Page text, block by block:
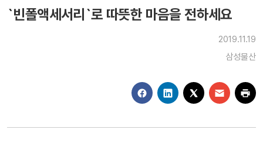
`빈폴액세서리`로 따뜻한 마음을 전하세요
2019.11.19
삼성물산